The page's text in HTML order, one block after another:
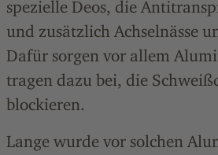
spezielle Deos, die
und zusätzlich Achselnässe
Dafür sorgen vor allem
tragen dazu bei, die
blockieren.
Lange wurde vor solchen